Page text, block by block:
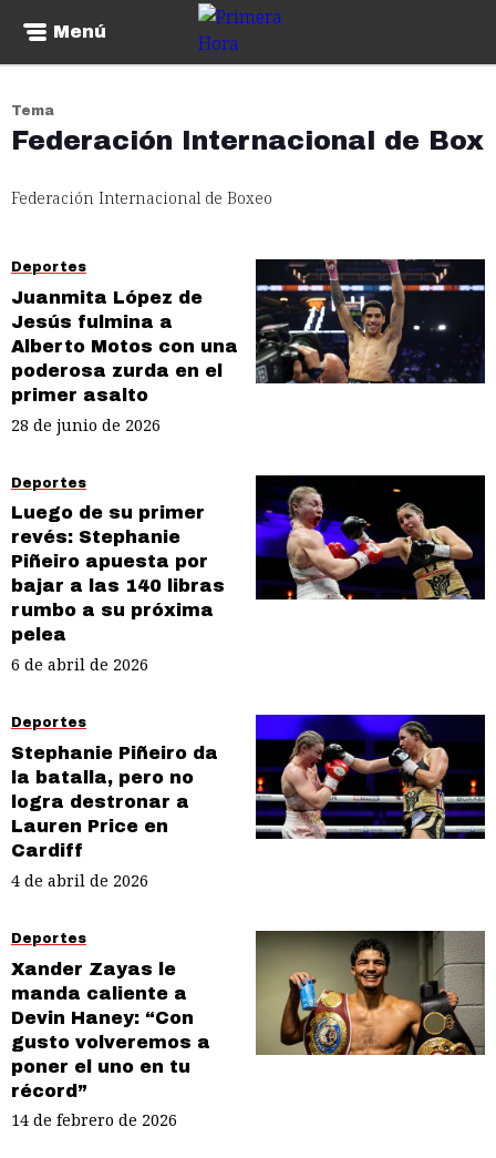
Menú
Tema
Federación Internacional de
Federación Internacional de Boxeo
Deportes
Juanmita López de
Jesús fulmina a
Alberto Motos con una
poderosa zurda en el
primer asalto
28 de junio de 2026
Deportes
Luego de su primer
revés: Stephanie
Piñeiro apuesta por
bajar a las 140 libras
rumbo a su próxima
pelea
6 de abril de 2026
Deportes
Stephanie Piñeiro da
la batalla, pero no
logra destronar a
Lauren Price en
Cardiff
4 de abril de 2026
Deportes
Xander Zayas le
manda caliente a
Devin Haney: “Con
gusto volveremos a
poner el uno en tu
récord”
14 de febrero de 2026